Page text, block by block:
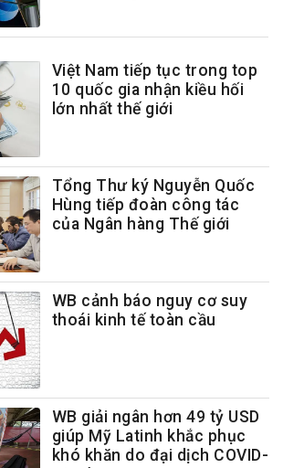
Việt Nam tiếp tục trong top
10 quốc gia nhận kiều hối
lớn nhất thế giới
Tổng Thư ký Nguyễn Quốc
Hùng tiếp đoàn công tác
của Ngân hàng Thế giới
WB cảnh báo nguy cơ suy
thoái kinh tế toàn cầu
WB giải ngân hơn 49 tỷ USD
giúp Mỹ Latinh khắc phục
khó khăn do đại dịch COVID-